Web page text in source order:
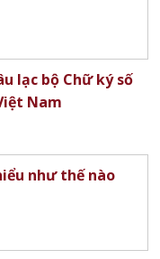
lạc bộ Chữ ký số
Nam
như thế nào